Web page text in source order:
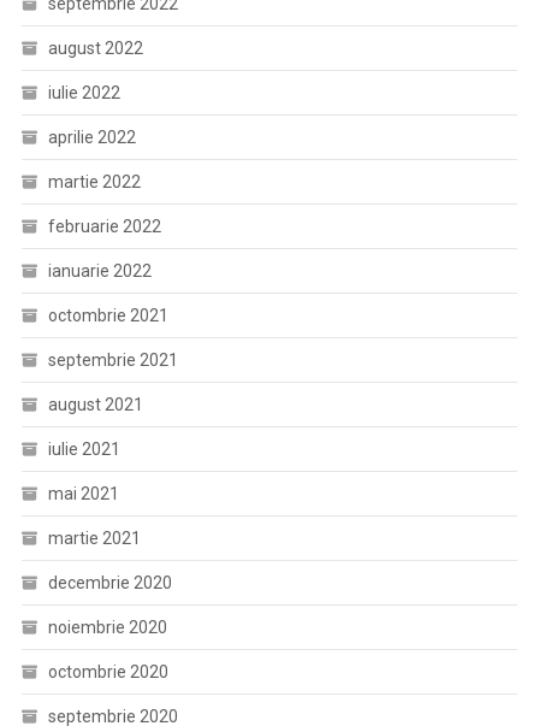
august 2022
iulie 2022
aprilie 2022
martie 2022
februarie 2022
ianuarie 2022
octombrie 2021
septembrie 2021
august 2021
iulie 2021
mai 2021
martie 2021
decembrie 2020
noiembrie 2020
octombrie 2020
septembrie 2020